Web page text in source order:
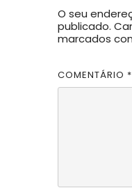
O seu
publicado.
marcados
COMENTÁRIO *